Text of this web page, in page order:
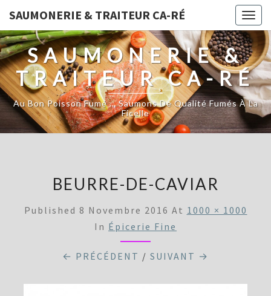
SAUMONERIE & TRAITEUR CA-RÉ
SAUMONERIE &
TRAITEUR CA-RÉ
Au Bon Poisson Fumé … Saumons De Qualité Fumés À La
Ficelle
BEURRE-DE-CAVIAR
Published 8 Novembre 2016 At 1000 × 1000
In Épicerie Fine
← PRÉCÉDENT / SUIVANT →